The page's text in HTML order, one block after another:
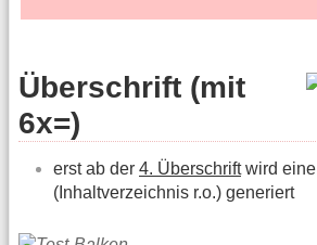
Überschrift (mit
6x=)
erst ab der 4. Überschriftwird eine
(Inhaltverzeichnis r.o.) generiert